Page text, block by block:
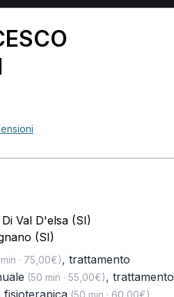
Val D'elsa (SI)
(SI)
· 75,00€), trattamento
(50 min · 55,00€), trattamento
fisioterapica(50 min · 60,00€)